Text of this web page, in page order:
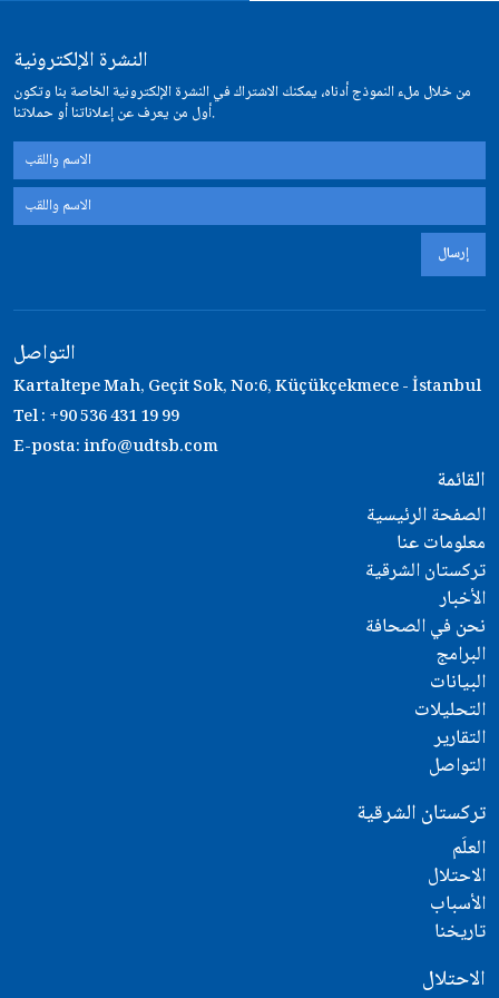
النشرة الإلكترونية
من خلال ملء النموذج أدناه، يمكنك الاشتراك في النشرة الإلكترونية الخاصة بنا وتكون
أول من يعرف عن إعلاناتنا أو حملاتنا.
إرسال
التواصل
Kartaltepe Mah, Geçit Sok, No:6, Küçükçekmece - İstanbul
Tel : +90 536 431 19 99
E-posta:info@udtsb.com
القائمة
الصفحة الرئيسية
معلومات عنا
تركستان الشرقية
الأخبار
نحن في الصحافة
البرامج
البيانات
التحليلات
التقارير
التواصل
تركستان الشرقية
العلَم
الاحتلال
الأسباب
تاريخنا
الاحتلال